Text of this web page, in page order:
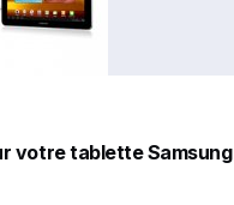
votre tablette Samsung